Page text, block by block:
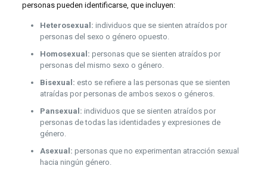
personas pueden identificarse, que incluyen:
Heterosexual: individuos que se sienten atraídos por
personas del sexo o género opuesto.
Homosexual: personas que se sienten atraídos por
personas del mismo sexo o género.
Bisexual: esto se refiere a las personas que se sienten
atraídas por personas de ambos sexos o géneros.
Pansexual: individuos que se sienten atraídos por
personas de todas las identidades y expresiones de
género.
Asexual: personas que no experimentan atracción sexual
hacia ningún género.